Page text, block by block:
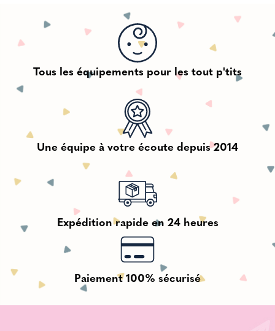
Tous les équipements pour les tout p'tits
Une équipe à votre écoute depuis 2014
Expédition rapide en 24 heures
Paiement 100% sécurisé